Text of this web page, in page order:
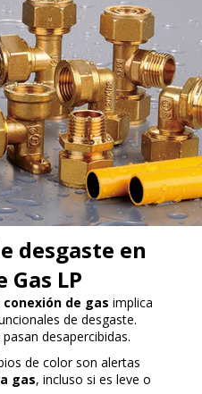
desgaste en
LP
de gas implica
de desgaste.
desapercibidas.
de color son alertas
gas, incluso si es leve o